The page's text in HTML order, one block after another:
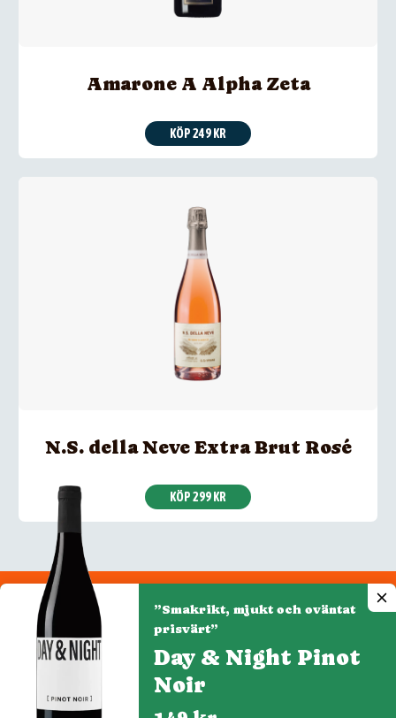
Amarone A Alpha Zeta
KÖP 249 KR
N.S. della Neve Extra Brut Rosé
KÖP 299 KR
Integritetspolicy
Cookie-inställningar
”Smakrikt, mjukt och oväntat
prisvärt”
Day & Night Pinot
Noir